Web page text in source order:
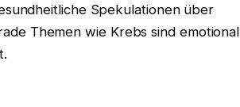
Spekulationen über
Themen wie Krebs sind emotional